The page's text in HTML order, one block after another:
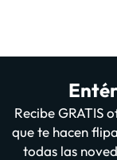
Recibe GRATIS
que te hacen
todas las